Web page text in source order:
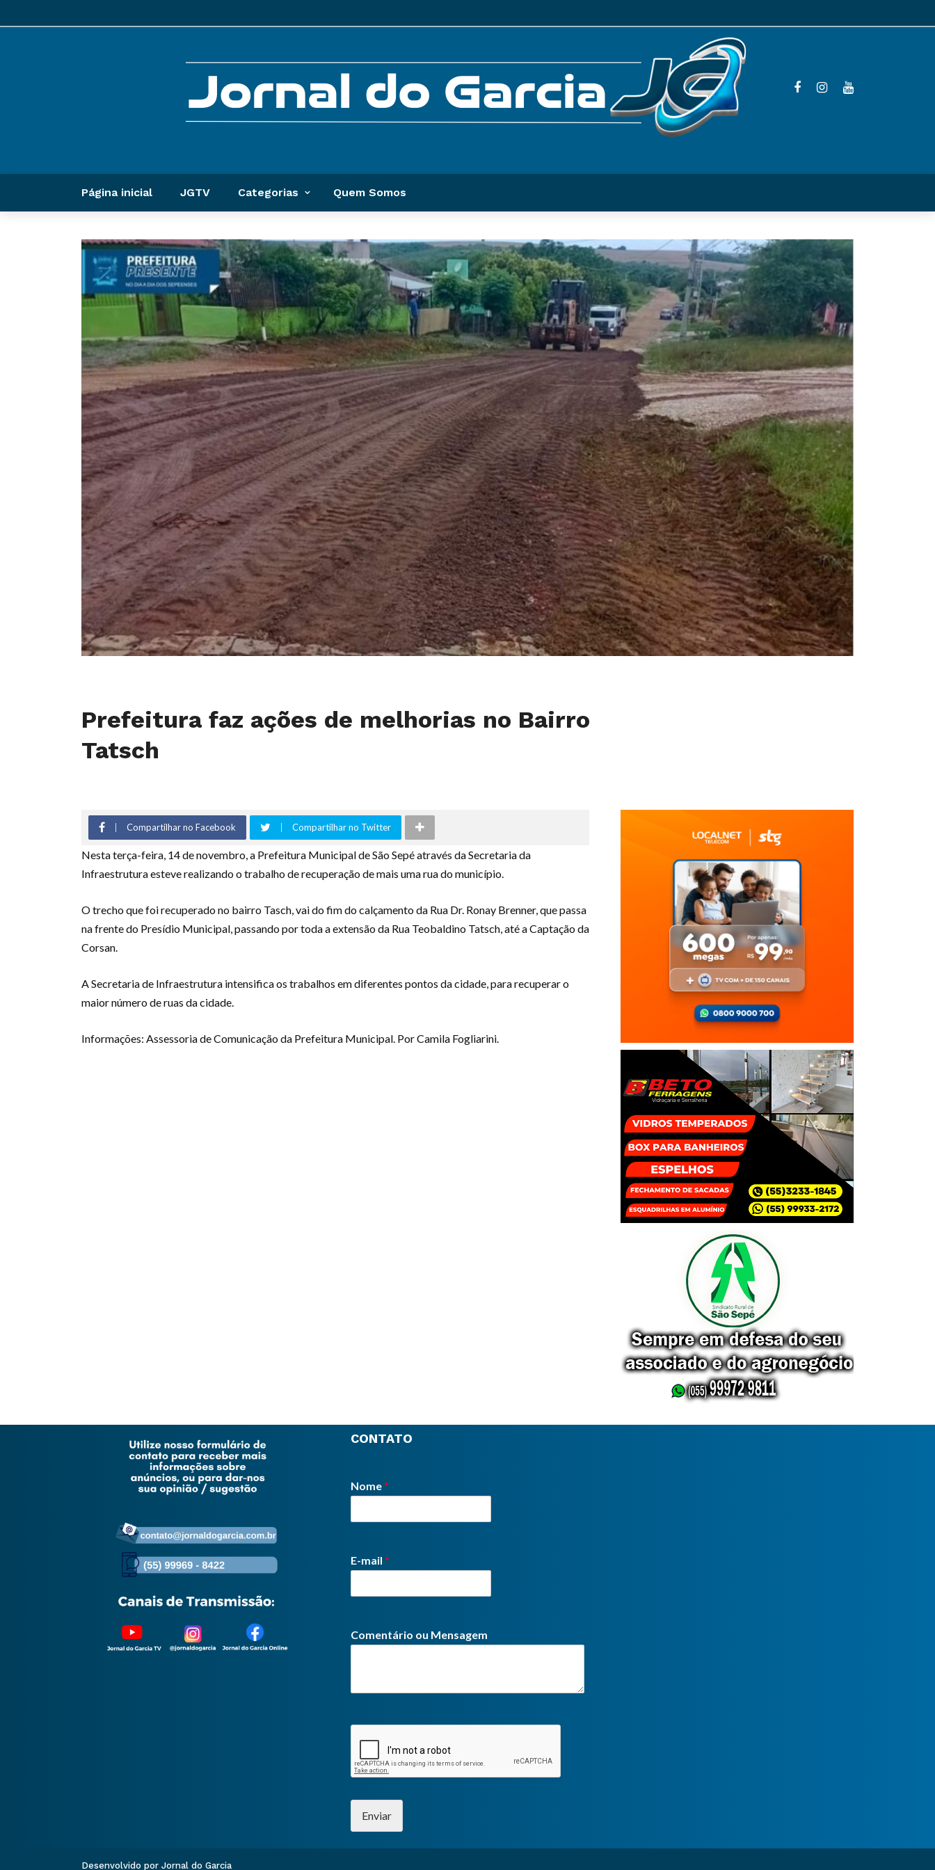
Página inicial JGTV Categorias Quem Somos
Prefeitura faz ações de melhorias no Bairro
Tatsch
Compartilhar no Facebook Compartilhar no Twitter
Nesta terça-feira, 14 de novembro, a Prefeitura Municipal de São Sepé através da Secretaria da
Infraestrutura esteve realizando o trabalho de recuperação de mais uma rua do município.
O trecho que foi recuperado no bairro Tasch, vai do fim do calçamento da Rua Dr. Ronay Brenner, que passa
na frente do Presídio Municipal, passando por toda a extensão da Rua Teobaldino Tatsch, até a Captação da
Corsan.
A Secretaria de Infraestrutura intensifica os trabalhos em diferentes pontos da cidade, para recuperar o
maior número de ruas da cidade.
Informações: Assessoria de Comunicação da Prefeitura Municipal. Por Camila Fogliarini.
CONTATO
Nome*
E-mail *
Comentário ou Mensagem
Enviar
Desenvolvido por Jornal do Garcia